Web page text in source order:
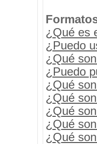
¿Qué es
¿Puedo
¿Qué
¿Puedo
¿Qué
¿Qué
¿Qué
¿Qué
¿Qué